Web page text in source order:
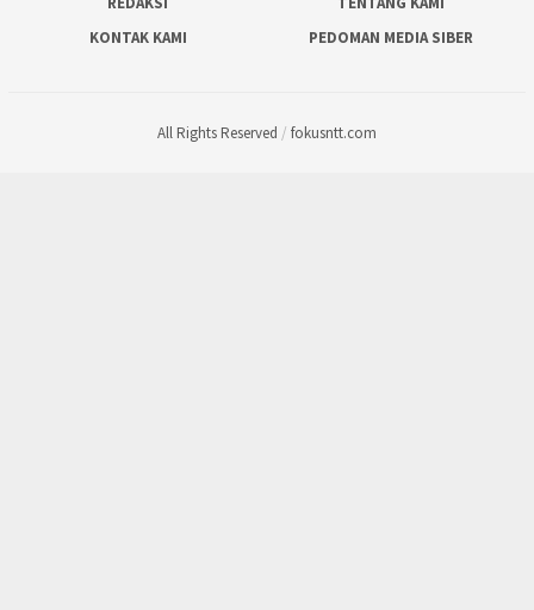
KONTAK KAMI
PEDOMAN MEDIA SIBER
All Rights Reserved / fokusntt.com